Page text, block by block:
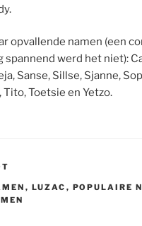
opvallende namen (een
spannend werd het niet):
Sanse, Sillse, Sjanne,
Tito, Toetsie en Yetzo.
, LUZAC , POPULAIRE